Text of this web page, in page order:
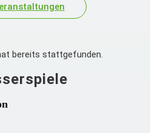
bereits stattgefunden.